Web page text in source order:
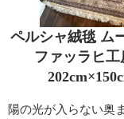
ペルシャ絨毯 ム
ファッラヒ
陽の光が入らない奥